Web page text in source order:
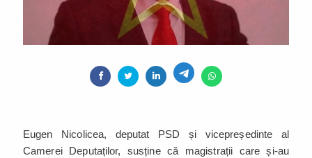
Eugen Nicolicea, deputat PSD și vicepreședinte al
Camerei Deputaților, susține că magistrații care și-au